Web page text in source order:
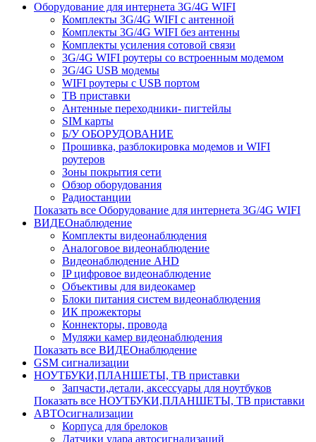
Оборудование для интернета 3G/4G WIFI
Комплекты 3G/4G WIFI с антенной
Комплекты 3G/4G WIFI без антенны
Комплекты усиления сотовой связи
3G/4G WIFI роутеры со встроенным модемом
3G/4G USB модемы
WIFI роутеры с USB портом
ТВ приставки
Антенные переходники- пигтейлы
SIM карты
Б/У ОБОРУДОВАНИЕ
Прошивка, разблокировка модемов и WIFI
роутеров
Зоны покрытия сети
Обзор оборудования
Радиостанции
Показать все Оборудование для интернета 3G/4G WIFI
ВИДЕОнаблюдение
Комплекты видеонаблюдения
Аналоговое видеонаблюдение
Видеонаблюдение AHD
IP цифровое видеонаблюдение
Объективы для видеокамер
Блоки питания систем видеонаблюдения
ИК прожекторы
Коннекторы, провода
Муляжи камер видеонаблюдения
Показать все ВИДЕОнаблюдение
GSM сигнализации
НОУТБУКИ,ПЛАНШЕТЫ, ТВ приставки
Запчасти,детали, аксессуары для ноутбуков
Показать все НОУТБУКИ,ПЛАНШЕТЫ, ТВ приставки
АВТОсигнализации
Корпуса для брелоков
Датчики удара автосигнализаций